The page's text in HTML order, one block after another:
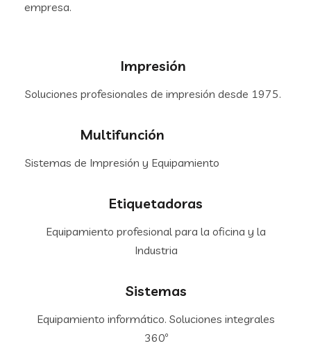
empresa.
Impresión
Soluciones profesionales de impresión desde 1975.
Multifunción
Sistemas de Impresión y Equipamiento
Etiquetadoras
Equipamiento profesional para la oficina y la
Industria
Sistemas
Equipamiento informático. Soluciones integrales
360º